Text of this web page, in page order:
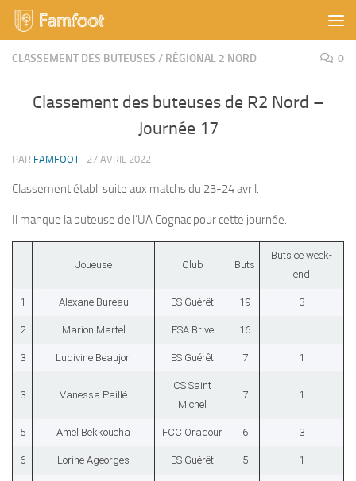
Skip to content
CLASSEMENT DES BUTEUSES / RÉGIONAL 2 NORD 0
Classement des buteuses de R2 Nord –
Journée 17
PAR FAMFOOT · 27 AVRIL 2022
Classement établi suite aux matchs du 23-24 avril.
Il manque la buteuse de l’UA Cognac pour cette journée.
Joueuse Club Buts
Buts ce week-
end
1 Alexane Bureau ES Guérêt 19 3
2 Marion Martel ESA Brive 16
3 Ludivine Beaujon ES Guérêt 7 1
3 Vanessa Paillé
CS Saint
Michel
7 1
5 Amel Bekkoucha FCC Oradour 6 3
6 Lorine Ageorges ES Guérêt 5 1